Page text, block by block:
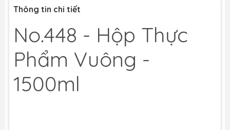
Thông tin chi tiết
No.448 - Hộp Thực
Phẩm Vuông -
1500ml